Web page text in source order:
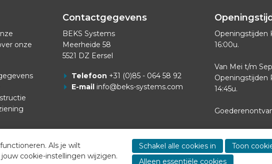
onze
Contactgegevens
BEKS Systems
Meerheide 58
5521 DZ Eersel
Telefoon +31 (0)85 - 064 58 92
E-mail info@beks-systems.com
Openingstijden
16:00u.
Van Mei t/m
Openingstijden
14:45u.
Als je wilt
cookie-instellingen wijzigen.
Schakel alle cookies in
Toon
Alleen essentiële cookies